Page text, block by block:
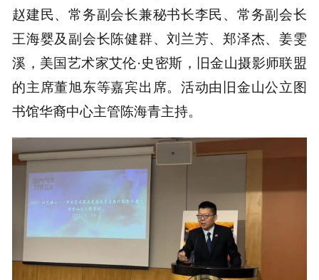
赵建民、常务副会长兼秘书长李民、常务副会长
王海婴及副会长陈健群、刘兰芳、郑泽杰、姜雯
溪，美国艺术家艾伦·史密斯，旧金山摄影师联盟
的主席董旭东等嘉宾出席。活动由旧金山公立图
书馆华裔中心主管陈海青主持。